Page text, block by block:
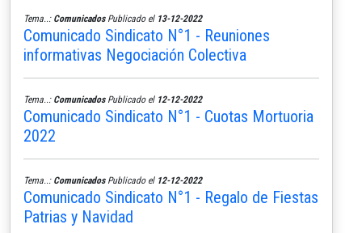
Tema..: ComunicadosPublicado el 13-12-2022
Comunicado Sindicato N°1 - Reuniones
informativas Negociación Colectiva
Tema..: ComunicadosPublicado el 12-12-2022
Comunicado Sindicato N°1 - Cuotas Mortuoria
2022
Tema..: ComunicadosPublicado el 12-12-2022
Comunicado Sindicato N°1 - Regalo de Fiestas
Patrias y Navidad